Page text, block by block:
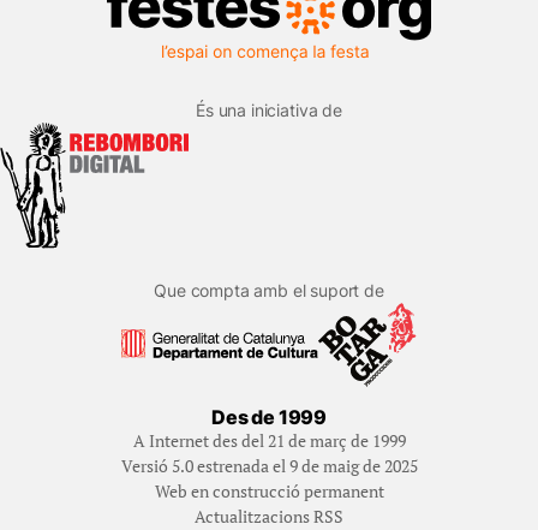
És una iniciativa de
Que compta amb el suport de
Des de 1999
A Internet des del 21 de març de 1999
Versió 5.0 estrenada el 9 de maig de 2025
Web en construcció permanent
Actualitzacions RSS